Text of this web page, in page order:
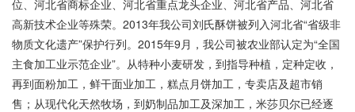
位、河北省商标企业、河北省重点龙头企业、河北省产品、河北省
高新技术企业等殊荣。2013年我公司刘氏酥饼被列入河北省“省级非
物质文化遗产”保护行列。2015年9月，我公司被农业部认定为“全国
主食加工业示范企业”。从特种小麦研发，到指导种植，定种定收，
再到面粉加工，鲜干面业加工，糕点月饼加工，专卖店及超市销
售；从现代化天然牧场，到奶制品加工及深加工，米莎贝尔已经逐